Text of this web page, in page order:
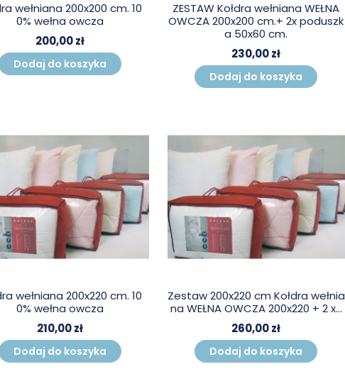
wełniana 200x200 cm. 10
0% wełna owcza
200,00 zł
Dodaj do koszyka
ZESTAW Kołdra wełniana WEŁNA
OWCZA 200x200 cm.+ 2x poduszk
a 50x60 cm.
230,00 zł
Dodaj do koszyka
wełniana 200x220 cm. 10
0% wełna owcza
210,00 zł
Dodaj do koszyka
Zestaw 200x220 cm Kołdra wełnia
na WEŁNA OWCZA 200x220 + 2 x...
260,00 zł
Dodaj do koszyka